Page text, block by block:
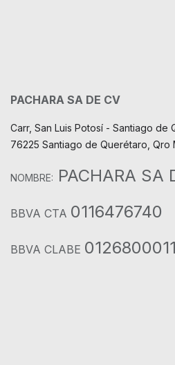
PACHARA SA DE CV
Carr, San Luis Potosí - Santiago de
76225 Santiago de Querétaro, Qro
NOMBRE: PACHARA SA
BBVA CTA 0116476740
BBVA CLABE